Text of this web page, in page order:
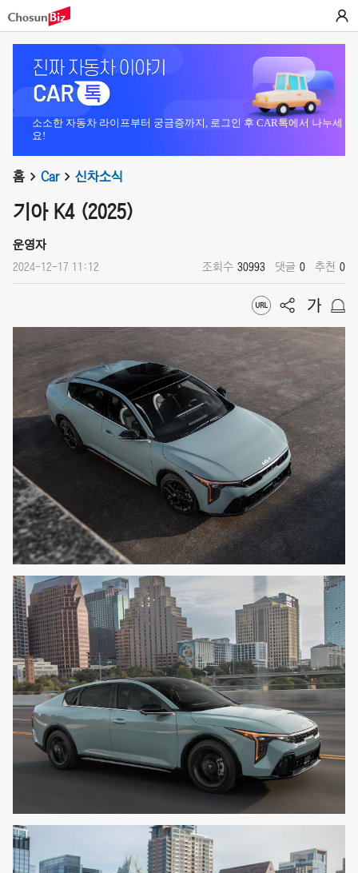
소소한 자동차 라이프부터 궁금증까지, 로그인 후 CAR톡에서 나누세
요!
홈 Car 신차소식
기아 K4 (2025)
운영자
2024-12-17 11:12 조회수 30993 댓글 0 추천 0